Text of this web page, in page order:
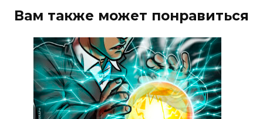
Вам также может понравиться